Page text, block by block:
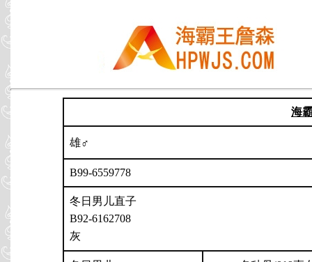
海
雄♂
B99-6559778
冬日男儿直子
B92-6162708
灰